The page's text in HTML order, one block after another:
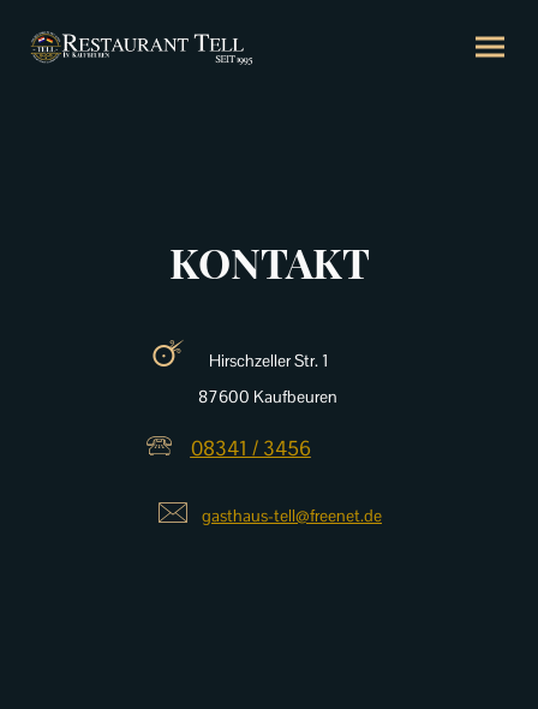
KONTAKT
🜚
Hirschzeller Str. 1
87600 Kaufbeuren
🕾 08341 / 3456
🖂 gasthaus-tell@freenet.de